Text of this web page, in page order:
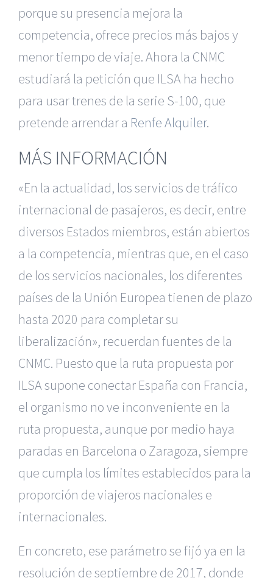
porque su presencia mejora la
competencia, ofrece precios más bajos y
menor tiempo de viaje. Ahora la CNMC
estudiará la petición que ILSA ha hecho
para usar trenes de la serie S-100, que
pretende arrendar a Renfe Alquiler.
MÁS INFORMACIÓN
«En la actualidad, los servicios de tráfico
internacional de pasajeros, es decir, entre
diversos Estados miembros, están abiertos
a la competencia, mientras que, en el caso
de los servicios nacionales, los diferentes
países de la Unión Europea tienen de plazo
hasta 2020 para completar su
liberalización», recuerdan fuentes de la
CNMC. Puesto que la ruta propuesta por
ILSA supone conectar España con Francia,
el organismo no ve inconveniente en la
ruta propuesta, aunque por medio haya
paradas en Barcelona o Zaragoza, siempre
que cumpla los límites establecidos para la
proporción de viajeros nacionales e
internacionales.
En concreto, ese parámetro se fijó ya en la
resolución de septiembre de 2017, donde